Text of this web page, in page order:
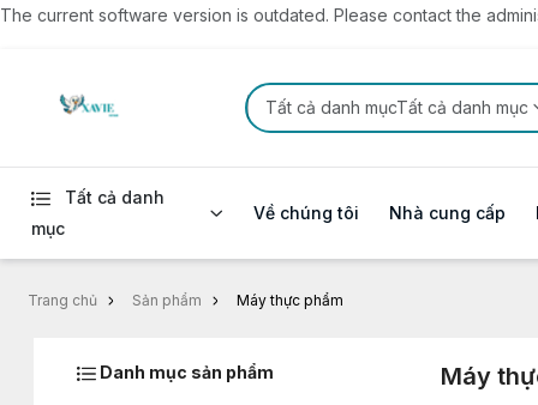
The current software version is outdated. Please contact the
Tất cả danh mụcTất cả danh mục
Tất cả danh
mục
Về chúng tôi Nhà cung cấp
Trang chủ Sản phẩm Máy thực phẩm
Danh mục sản phẩm Máy